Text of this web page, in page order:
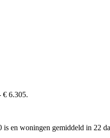
€ 6.305.
en woningen gemiddeld in 22